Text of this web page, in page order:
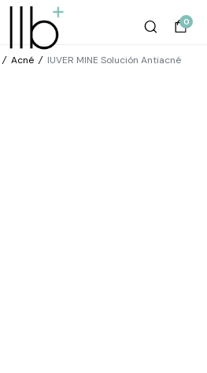
0
/ Acné / IUVER MINE Solución Antiacné